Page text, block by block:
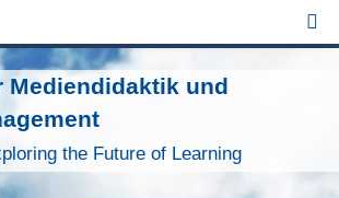
Jump to Navigation
Mediendidaktik und
the Future of Learning